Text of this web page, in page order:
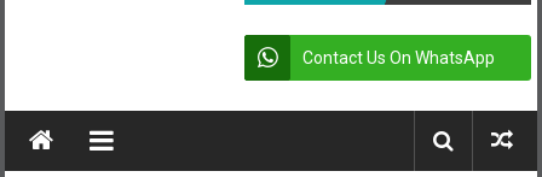
Menyikap
Contact Us On WhatsApp